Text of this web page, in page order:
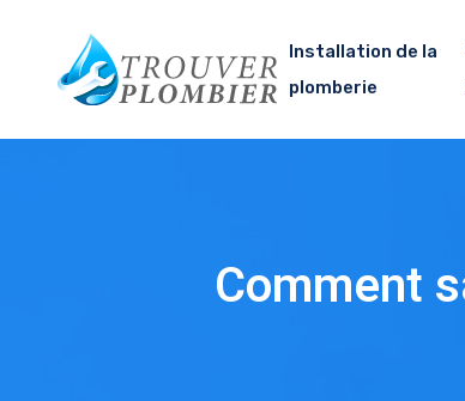
Installation de la
plomberie
Comment